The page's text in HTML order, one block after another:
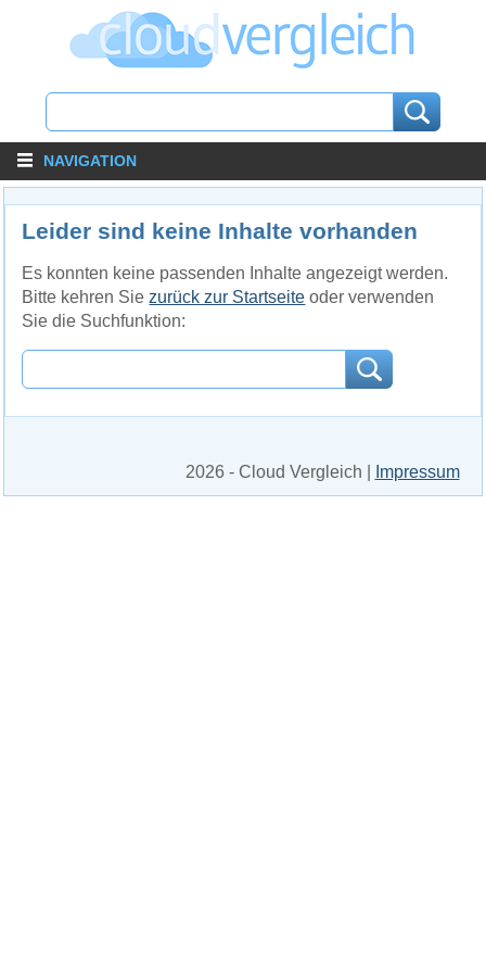
NAVIGATION
Leider sind keine Inhalte vorhanden
Es konnten keine passenden Inhalte angezeigt werden.
Bitte kehren Siezurück zur Startseite oder verwenden
Sie die Suchfunktion:
2026 - Cloud Vergleich | Impressum